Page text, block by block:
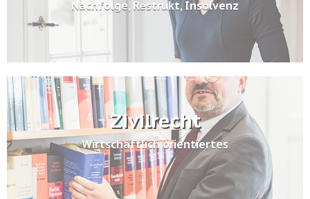
Nachfolge, Restrukt, Insolvenz
Zivilrecht
Wirtschaftlich orientiertes